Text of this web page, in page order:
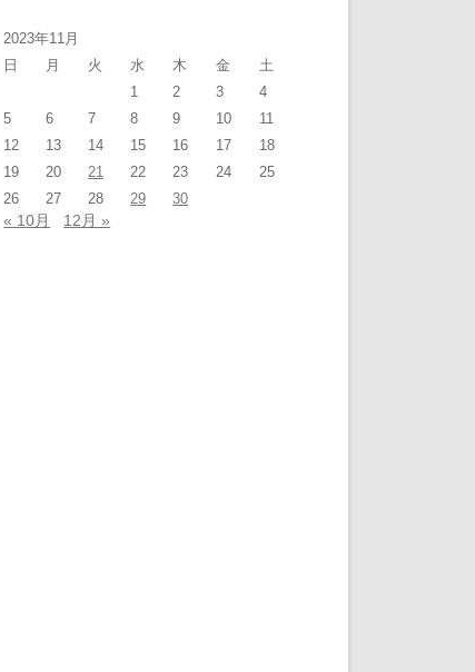
2023年11月
日
月 火 水 木 金
土
1
2 3
4
5
6 7 8 9 10
11
12
13 14 15 16 17
18
19
20 21 22 23 24
25
26
27 28 29 30
« 10月 12月 »